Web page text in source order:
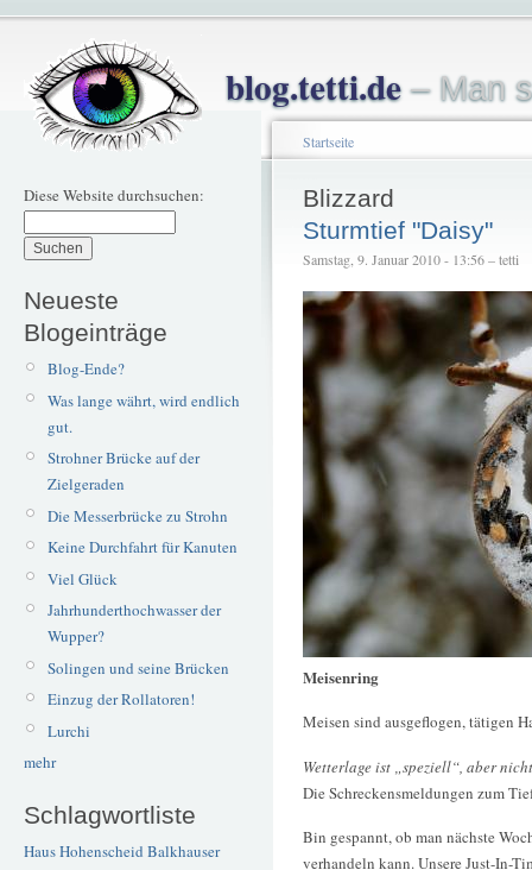
blog.tetti.de– Man
Diese Website durchsuchen:
Neueste
Blogeinträge
Blog-Ende?
Was lange währt, wird endlich
gut.
Strohner Brücke auf der
Zielgeraden
Die Messerbrücke zu Strohn
Keine Durchfahrt für Kanuten
Viel Glück
Jahrhunderthochwasser der
Wupper?
Solingen und seine Brücken
Einzug der Rollatoren!
Lurchi
mehr
Schlagwortliste
Haus Hohenscheid Balkhauser
Startseite
Blizzard
Sturmtief "Daisy"
Samstag, 9. Januar 2010 - 13:56 – tetti
Meisenring
Meisen sind ausgeflogen, tätigen
Wetterlage ist „speziell“, aber
Die Schreckensmeldungen zum
Bin gespannt, ob man nächste
verhandeln kann. Unsere Just-In-